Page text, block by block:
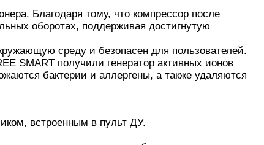
Благодаря тому, что компрессор после
оборотах, поддерживая достигнутую
среду и безопасен для пользователей.
SMART получили генератор активных ионов
бактерии и аллергены, а также удаляются
встроенным в пульт ДУ.